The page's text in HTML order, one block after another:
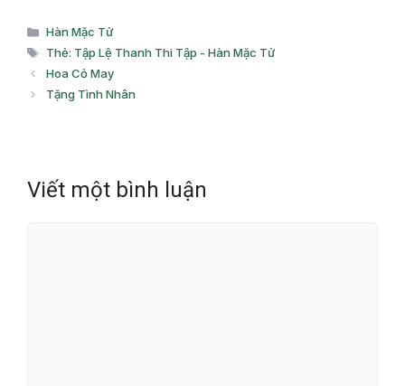
Danh
mục
Hàn Mặc Tử
Thẻ
Thẻ: Tập Lệ Thanh Thi Tập - Hàn Mặc Tử
Hoa Cỏ May
Tặng Tình Nhân
Viết một bình luận